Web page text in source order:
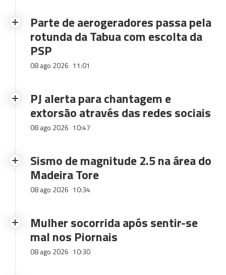
Parte de aerogeradores passa pela
rotunda da Tabua com escolta da
PSP
08 ago 2026 11:01
PJ alerta para chantagem e
extorsão através das redes sociais
08 ago 2026 10:47
Sismo de magnitude 2.5 na área do
Madeira Tore
08 ago 2026 10:34
Mulher socorrida após sentir-se
mal nos Piornais
08 ago 2026 10:30